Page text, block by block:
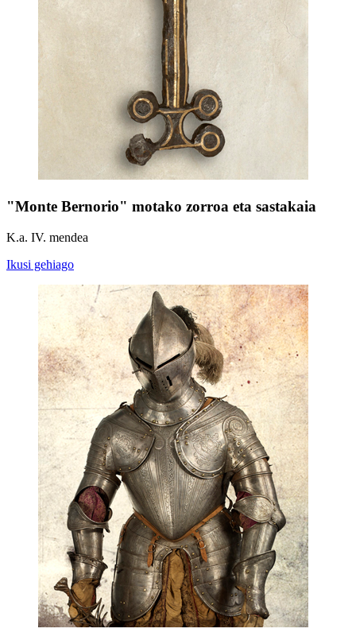
"Monte Bernorio" motako zorroa eta sastakaia
K.a. IV. mendea
Ikusi gehiago